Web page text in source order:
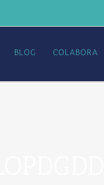
BLOG COLABORA